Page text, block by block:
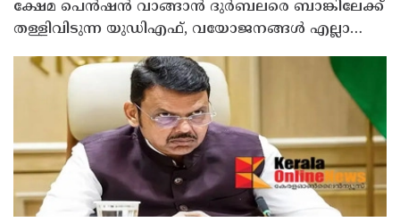
ക്ഷേമ പെന്‍ഷന്‍ വാങ്ങാന്‍ ദുര്‍ബലരെ ബാങ്കിലേക്ക്
തള്ളിവിടുന്ന യുഡിഎഫ്, വയോജനങ്ങള്‍ എല്ലാ
മാസവും ബാങ്കിലെത്തണം, ചെറിയ
ലാഭത്തിനുവേണ്ടി പാവങ്ങളെ
ദുരിതത്തിലാക്കണോ?